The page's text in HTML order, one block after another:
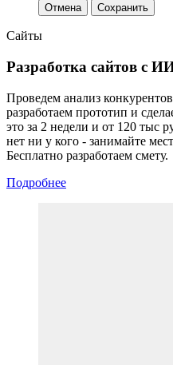
Отмена Сохранить
Сайты
Разработка сайтов с
Проведем анализ
разработаем прототип и
это за 2 недели и от 120 тыс
нет ни у кого - занимайте
Бесплатно разработаем смету.
Подробнее